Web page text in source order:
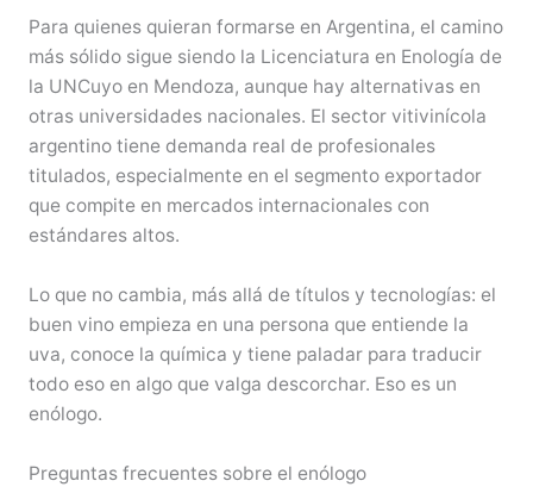
Para quienes quieran formarse en Argentina, el camino
más sólido sigue siendo la Licenciatura en Enología de
la UNCuyo en Mendoza, aunque hay alternativas en
otras universidades nacionales. El sector vitivinícola
argentino tiene demanda real de profesionales
titulados, especialmente en el segmento exportador
que compite en mercados internacionales con
estándares altos.
Lo que no cambia, más allá de títulos y tecnologías: el
buen vino empieza en una persona que entiende la
uva, conoce la química y tiene paladar para traducir
todo eso en algo que valga descorchar. Eso es un
enólogo.
Preguntas frecuentes sobre el enólogo